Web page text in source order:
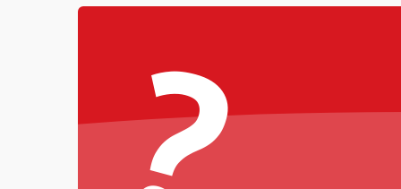
Температурные проблемы
Сбои коммуникаций и интерфейсов